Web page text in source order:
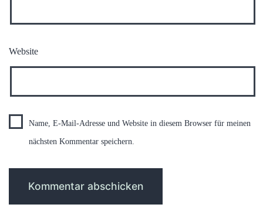
Website
Name, E-Mail-Adresse und Website in diesem Browser für meinen
nächsten Kommentar speichern.